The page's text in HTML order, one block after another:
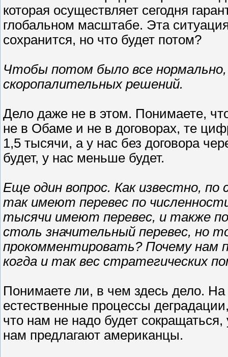
которая осуществляет сегодня
глобальном масштабе. Эта
сохранится, но что будет потом?
Чтобы потом было все нормально,
скоропалительных решений.
Дело даже не в этом. Понимаете,
не в Обаме и не в договорах, те
1,5 тысячи, а у нас без договора
будет, у нас меньше будет.
Еще один вопрос. Как известно,
так имеют перевес по
тысячи имеют перевес, и также
столь значительный перевес, но
прокомментировать? Почему нам
когда и так вес стратегических
Понимаете ли, в чем здесь дело.
естественные процессы
что нам не надо будет
нам предлагают американцы.